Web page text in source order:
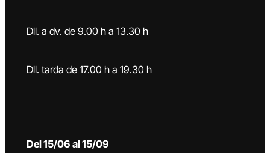
Dll. a dv. de 9.00 h a 13.30 h
Dll. tarda de 17.00 h a 19.30 h
Del 15/06 al 15/09